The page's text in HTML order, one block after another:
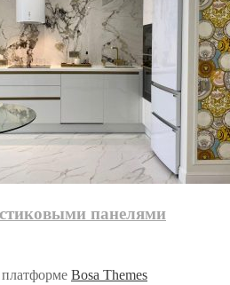
панелями
Bosa Themes